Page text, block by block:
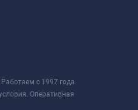
с 1997 года.
Оперативная